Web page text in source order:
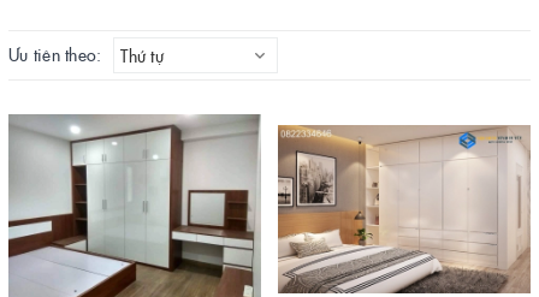
Ưu tiên theo: Thứ tự